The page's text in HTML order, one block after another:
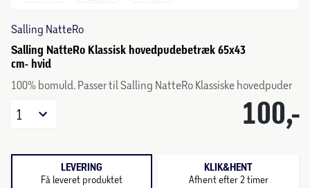
Salling NatteRo
Salling NatteRo Klassisk hovedpudebetræk 65x43
cm- hvid
100% bomuld. Passer til Salling NatteRo Klassiske hovedpuder
100,-
1
LEVERING
Få leveret produktet
KLIK&HENT
Afhent efter 2 timer